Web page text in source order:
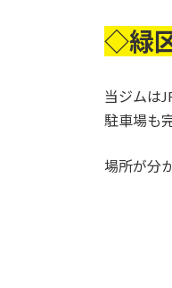
◇緑
当ジムは
駐車場も
場所が分